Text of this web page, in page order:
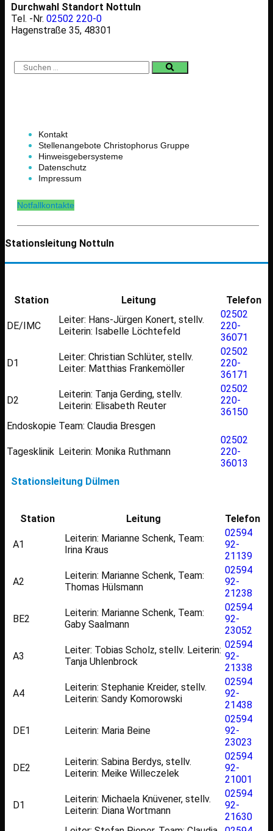
Durchwahl Standort Nottuln
Tel. -Nr. 02502 220-0
Hagenstraße 35, 48301
Kontakt
Stellenangebote Christophorus Gruppe
Hinweisgebersysteme
Datenschutz
Impressum
Notfallkontakte
Stationsleitung Nottuln
Station Leitung Telefon
DE/IMC
Leiter: Hans-Jürgen Konert, stellv.
Leiterin: Isabelle Löchtefeld
02502
220-
36071
D1
Leiter: Christian Schlüter, stellv.
Leiter: Matthias Frankemöller
02502
220-
36171
D2
Leiterin: Tanja Gerding, stellv.
Leiterin: Elisabeth Reuter
02502
220-
36150
Endoskopie Team: Claudia Bresgen
Tagesklinik Leiterin: Monika Ruthmann
02502
220-
36013
Stationsleitung Dülmen
Station Leitung Telefon
A1
Leiterin: Marianne Schenk, Team:
Irina Kraus
02594
92-
21139
A2
Leiterin: Marianne Schenk, Team:
Thomas Hülsmann
02594
92-
21238
BE2
Leiterin: Marianne Schenk, Team:
Gaby Saalmann
02594
92-
23052
A3
Leiter: Tobias Scholz, stellv. Leiterin:
Tanja Uhlenbrock
02594
92-
21338
A4
Leiterin: Stephanie Kreider, stellv.
Leiterin: Sandy Komorowski
02594
92-
21438
DE1 Leiterin: Maria Beine
02594
92-
23023
DE2
Leiterin: Sabina Berdys, stellv.
Leiterin: Meike Willeczelek
02594
92-
21001
D1
Leiterin: Michaela Knüvener, stellv.
Leiterin: Diana Wortmann
02594
92-
21630